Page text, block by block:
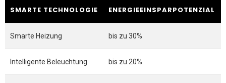
SMARTE TECHNOLOGIE ENERGIEEINSPARPOTENZIAL
Smarte Heizung bis zu 30%
Intelligente Beleuchtung bis zu 20%